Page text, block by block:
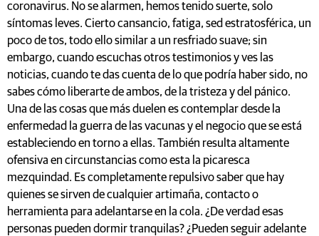
coronavirus. No se alarmen, hemos tenido suerte, solo
síntomas leves. Cierto cansancio, fatiga, sed estratosférica, un
poco de tos, todo ello similar a un resfriado suave; sin
embargo, cuando escuchas otros testimonios y ves las
noticias, cuando te das cuenta de lo que podría haber sido, no
sabes cómo liberarte de ambos, de la tristeza y del pánico.
Una de las cosas que más duelen es contemplar desde la
enfermedad la guerra de las vacunas y el negocio que se está
estableciendo en torno a ellas. También resulta altamente
ofensiva en circunstancias como esta la picaresca
mezquindad. Es completamente repulsivo saber que hay
quienes se sirven de cualquier artimaña, contacto o
herramienta para adelantarse en la cola. ¿De verdad esas
personas pueden dormir tranquilas? ¿Pueden seguir adelante